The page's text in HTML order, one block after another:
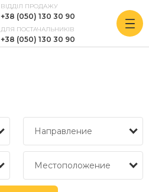
ВІДДІЛ ПРОДАЖУ
+38 (050) 130 30 90
ДЛЯ ПОСТАЧАЛЬНИКІВ
+38 (050) 130 30 90
Направление
Местоположение